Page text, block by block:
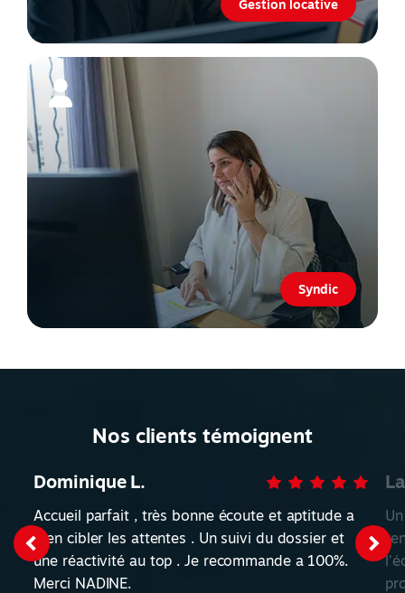
Gestion locative
Syndic
Nos clients témoignent
Dominique L.
Accueil parfait , très bonne écoute et aptitude a
bien cibler les attentes . Un suivi du dossier et
une réactivité au top . Je recommande a 100%.
Merci NADINE.